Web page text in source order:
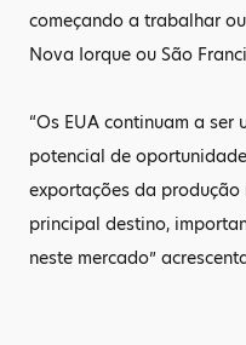
começando a trabalhar
Nova Iorque ou São
“Os EUA continuam a
potencial de
exportações da
principal destino,
neste mercado”